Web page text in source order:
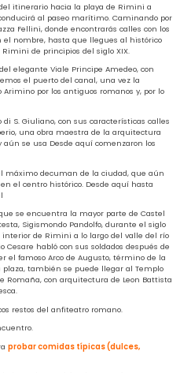
itinerario hacia la playa de Rimini a
al paseo marítimo. Caminando por
Fellini, donde encontrarás calles con los
nombre, hasta que llegues al histórico
de principios del siglo XIX.
elegante Viale Principe Amedeo, con
el puerto del canal, una vez la
por los antiguos romanos y, por lo
S. Giuliano, con sus características calles
una obra maestra de la arquitectura
se usa Desde aquí comenzaron los
máximo decuman de la ciudad, que aún
el centro histórico. Desde aquí hasta
se encuentra la mayor parte de Castel
Sigismondo Pandolfo, durante el siglo
interior de Rimini a lo largo del valle del río
Cesare habló con sus soldados después de
el famoso Arco de Augusto, término de la
también se puede llegar al Templo
Romaña, con arquitectura de Leon Battista
restos del anfiteatro romano.
probar comidas típicas (dulces,